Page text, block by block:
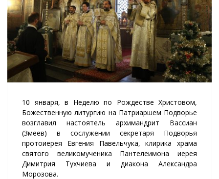
10 января, в Неделю по Рождестве Христовом,
Божественную литургию на Патриаршем Подворье
возглавил настоятель архимандрит Вассиан
(Змеев) в сослужении секретаря Подворья
протоиерея Евгения Павельчука, клирика храма
святого великомученика Пантелеимона иерея
Димитрия Тухчиева и диакона Александра
Морозова.